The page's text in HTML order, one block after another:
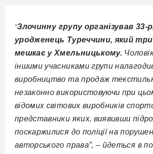
“Злочинну групу організував 33-
уродженець Туреччини, який
мешкає у Хмельницькому.
іншими учасниками групи
виробництво та продаж
незаконно використовуючи при
відомих світових виробників
представники яких, виявивши
поскаржилися до поліції на
авторського права”, – йдеться в